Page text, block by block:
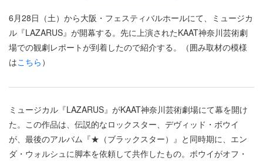
6月28日（土）から大阪・フェスティバルホールにて、ミュージカ
ル『LAZARUS』が開幕する。先に上演されたKAAT神奈川芸術劇
場での観劇レポートが到着したので紹介する。（囲み取材の模様
はこちら ）
ミュージカル『LAZARUS』がKAAT神奈川芸術劇場にて幕を開け
た。この作品は、伝説的なロックスター、デヴィッド・ボウイ
が、最後のアルバム『★（ブラックスター）』と同時期に、エン
ダ・ウォルシュに脚本を依頼して共作したもの。ボウイがオフ・